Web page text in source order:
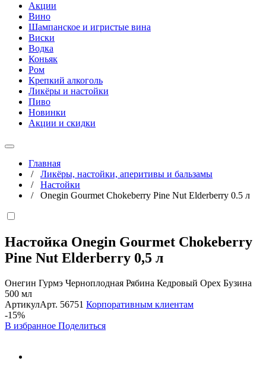
Акции
Вино
Шампанское и игристые вина
Виски
Водка
Коньяк
Ром
Крепкий алкоголь
Ликёры и настойки
Пиво
Новинки
Акции и скидки
Главная
/ Ликёры, настойки, аперитивы и бальзамы
/ Настойки
/ Onegin Gourmet Chokeberry Pine Nut Elderberry 0.5 л
Настойка Onegin Gourmet Chokeberry
Pine Nut Elderberry 0,5 л
Онегин Гурмэ Черноплодная Рябина Кедровый Орех Бузина
500 мл
АртикулАрт. 56751 Корпоративным клиентам
-15%
В избранное Поделиться